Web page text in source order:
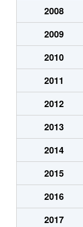
2008
2009
2010
2011
2012
2013
2014
2015
2016
2017